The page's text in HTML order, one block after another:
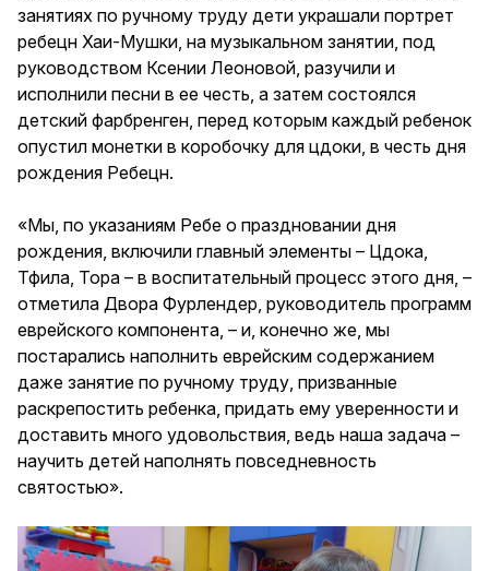
занятиях по ручному труду дети украшали портрет
ребецн Хаи-Мушки, на музыкальном занятии, под
руководством Ксении Леоновой, разучили и
исполнили песни в ее честь, а затем состоялся
детский фарбренген, перед которым каждый ребенок
опустил монетки в коробочку для цдоки, в честь дня
рождения Ребецн.
«Мы, по указаниям Ребе о праздновании дня
рождения, включили главный элементы – Цдока,
Тфила, Тора – в воспитательный процесс этого дня, –
отметила Двора Фурлендер, руководитель программ
еврейского компонента, – и, конечно же, мы
постарались наполнить еврейским содержанием
даже занятие по ручному труду, призванные
раскрепостить ребенка, придать ему уверенности и
доставить много удовольствия, ведь наша задача –
научить детей наполнять повседневность
святостью».